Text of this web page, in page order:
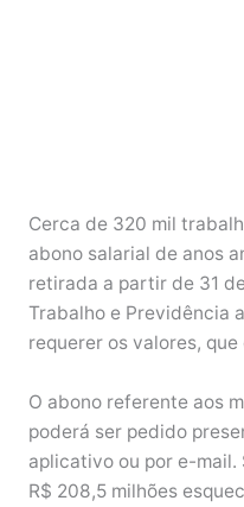
Cerca de 320 mil
abono salarial de anos
retirada a partir de 31
Trabalho e Previdência
requerer os valores,
O abono referente aos
poderá ser pedido
aplicativo ou por e-mail.
R$ 208,5 milhões